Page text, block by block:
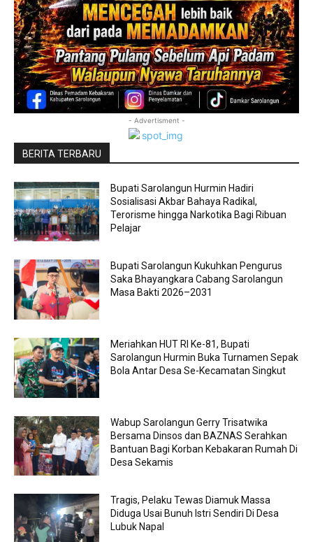
- Advertisment -
BERITA TERBARU
Bupati Sarolangun Hurmin Hadiri
Sosialisasi Akbar Bahaya Radikal,
Terorisme hingga Narkotika Bagi Ribuan
Pelajar
Bupati Sarolangun Kukuhkan Pengurus
Saka Bhayangkara Cabang Sarolangun
Masa Bakti 2026–2031
Meriahkan HUT RI Ke-81, Bupati
Sarolangun Hurmin Buka Turnamen Sepak
Bola Antar Desa Se-Kecamatan Singkut
Wabup Sarolangun Gerry Trisatwika
Bersama Dinsos dan BAZNAS Serahkan
Bantuan Bagi Korban Kebakaran Rumah Di
Desa Sekamis
Tragis, Pelaku Tewas Diamuk Massa
Diduga Usai Bunuh Istri Sendiri Di Desa
Lubuk Napal